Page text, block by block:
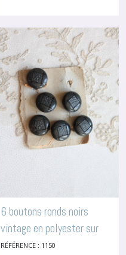
6 boutons ronds noirs
vintage en polyester sur
plaque cartonnée grise,
RÉFÉRENCE : 1150